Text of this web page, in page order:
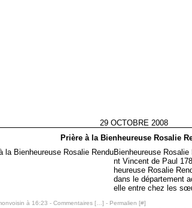
29 OCTOBRE 2008
Prière à la Bienheureuse Rosalie
Bienheureuse
nt Vincent de Paul
heureuse Rosalie
dans le département
elle entre chez les
à 16:23 - Commentaires [ ] - Permalien [#]